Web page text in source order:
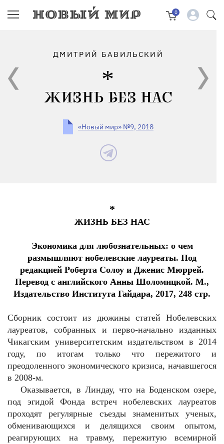
0
ДМИТРИЙ БАВИЛЬСКИЙ
ЖИЗНЬ БЕЗ НАС
«Новый мир» №9, 2018
*
ЖИЗНЬ БЕЗ НАС
Экономика для любознательных: о чем
размышляют нобелевские лауреаты. Под
редакцией Роберта Солоу и Дженис Мюррей.
Перевод с английского Анны Шоломицкой. М.,
Издательство Института Гайдара, 2017, 248 стр.
Сборник состоит из дюжины статей Нобелевских
лауреатов, собранных и перво-начально изданных
Чикагским университетским издательством в 2014
году, по итогам только что пережитого и
преодоленного экономического кризиса, начавшегося
в 2008-м.
Оказывается, в Линдау, что на Боденском озере,
под эгидой Фонда встреч нобелевских лауреатов
проходят регулярные съезды знаменитых ученых,
обменивающихся и делящихся своим опытом,
реагирующих на травму, пережитую всемирной